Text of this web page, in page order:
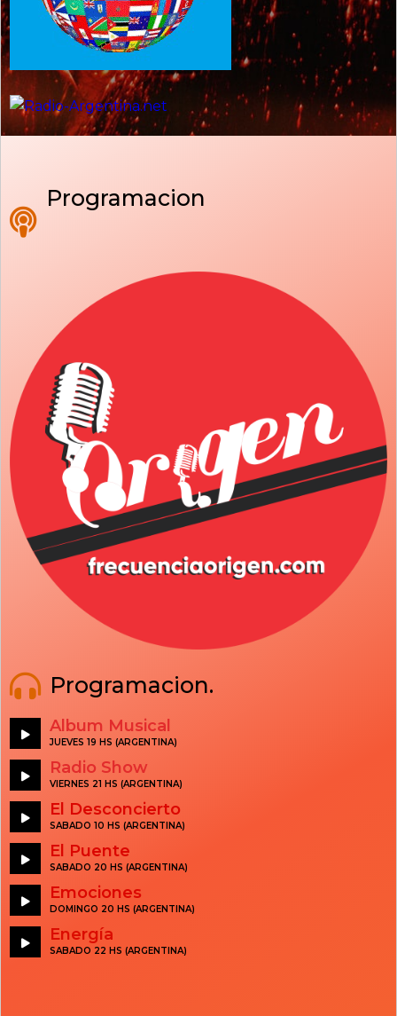
Programacion
Programacion.
Album Musical
JUEVES 19 HS (ARGENTINA)
Radio Show
VIERNES 21 HS (ARGENTINA)
El Desconcierto
SABADO 10 HS (ARGENTINA)
El Puente
SABADO 20 HS (ARGENTINA)
Emociones
DOMINGO 20 HS (ARGENTINA)
Energía
SABADO 22 HS (ARGENTINA)